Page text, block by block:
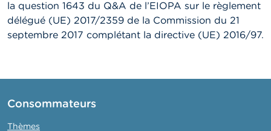
la question 1643 du Q&A de l’EIOPA sur le règlement
délégué (UE) 2017/2359 de la Commission du 21
septembre 2017 complétant la directive (UE) 2016/97.
Consommateurs
Thèmes